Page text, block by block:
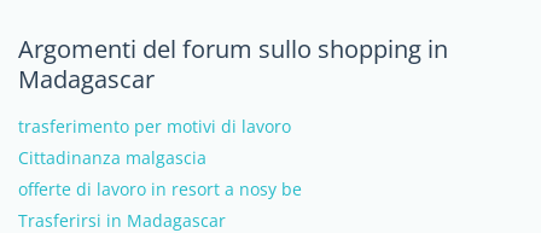
Argomenti del forum sullo shopping in
Madagascar
trasferimento per motivi di lavoro
Cittadinanza malgascia
offerte di lavoro in resort a nosy be
Trasferirsi in Madagascar